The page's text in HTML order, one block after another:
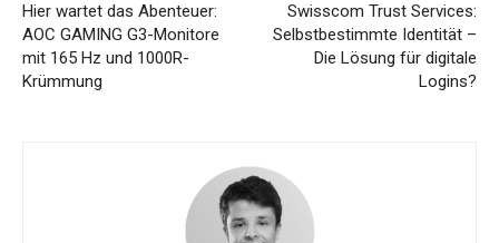
Hier wartet das Abenteuer:
AOC GAMING G3-Monitore
mit 165 Hz und 1000R-
Krümmung
Swisscom Trust Services:
Selbstbestimmte Identität –
Die Lösung für digitale
Logins?